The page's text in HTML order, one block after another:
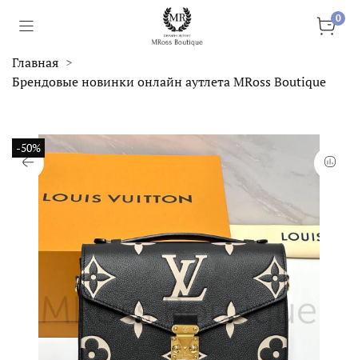
0
Главная
Брендовые новинки онлайн аутлета MRoss Boutique
-50%